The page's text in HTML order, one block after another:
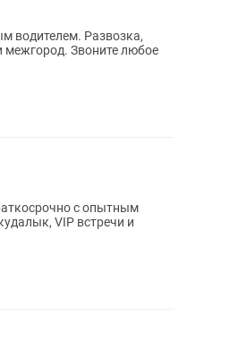
водителем. Развозка,
межгород. Звоните любое
с опытным
VIP встречи и